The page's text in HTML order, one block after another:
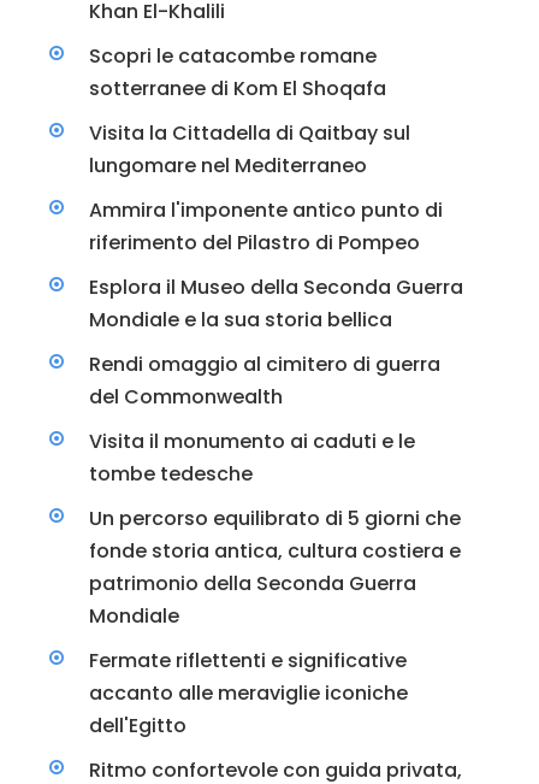
Khan El-Khalili
Scopri le catacombe romane
sotterranee di Kom El Shoqafa
Visita la Cittadella di Qaitbay sul
lungomare nel Mediterraneo
Ammira l'imponente antico punto di
riferimento del Pilastro di Pompeo
Esplora il Museo della Seconda Guerra
Mondiale e la sua storia bellica
Rendi omaggio al cimitero di guerra
del Commonwealth
Visita il monumento ai caduti e le
tombe tedesche
Un percorso equilibrato di 5 giorni che
fonde storia antica, cultura costiera e
patrimonio della Seconda Guerra
Mondiale
Fermate riflettenti e significative
accanto alle meraviglie iconiche
dell'Egitto
Ritmo confortevole con guida privata,